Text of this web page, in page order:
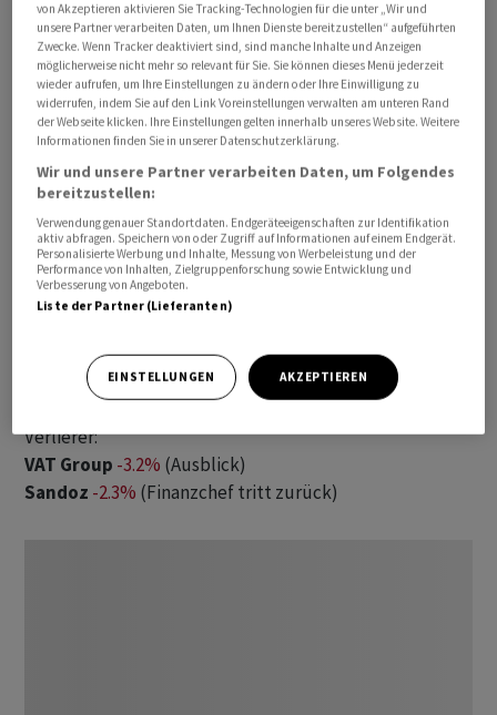
Diese Aktien schlagen vorbörslich aus
Huber+Suhner+1.8%(Zahlen, Ausblick)
SoftwareOne+1.8%(Bain Capital)
Verlierer:
VAT Group -3.2% (Ausblick)
Sandoz -2.3% (Finanzchef tritt zurück)
von Akzeptieren aktivieren Sie Tracking-Technologien für die unter „Wir und
unsere Partner verarbeiten Daten, um Ihnen Dienste bereitzustellen“ aufgeführten
Zwecke. Wenn Tracker deaktiviert sind, sind manche Inhalte und Anzeigen
möglicherweise nicht mehr so relevant für Sie. Sie können dieses Menü jederzeit
wieder aufrufen, um Ihre Einstellungen zu ändern oder Ihre Einwilligung zu
widerrufen, indem Sie auf den Link Voreinstellungen verwalten am unteren Rand
der Webseite klicken. Ihre Einstellungen gelten innerhalb unseres Website. Weitere
Informationen finden Sie in unserer Datenschutzerklärung.
Wir und unsere Partner verarbeiten Daten, um Folgendes
bereitzustellen:
Verwendung genauer Standortdaten. Endgeräteeigenschaften zur Identifikation
aktiv abfragen. Speichern von oder Zugriff auf Informationen auf einem Endgerät.
Personalisierte Werbung und Inhalte, Messung von Werbeleistung und der
Performance von Inhalten, Zielgruppenforschung sowie Entwicklung und
Verbesserung von Angeboten.
Liste der Partner (Lieferanten)
EINSTELLUNGEN AKZEPTIEREN